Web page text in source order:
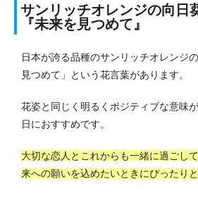
サンリッチオレンジの向日
『未来を見つめて』
日本が誇る品種のサンリッチオレンジ
見つめて」という花言葉があります。
花姿と同じく明るくポジティブな意味
日におすすめです。
大切な恋人とこれからも一緒に過ごし
来への願いを込めたいときにぴったり